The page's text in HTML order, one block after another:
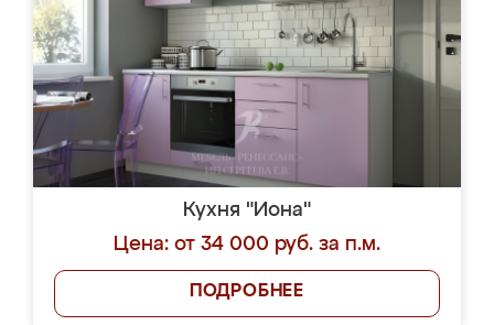
Кухня "Иона"
Цена: от 34 000 руб. за п.м.
ПОДРОБНЕЕ